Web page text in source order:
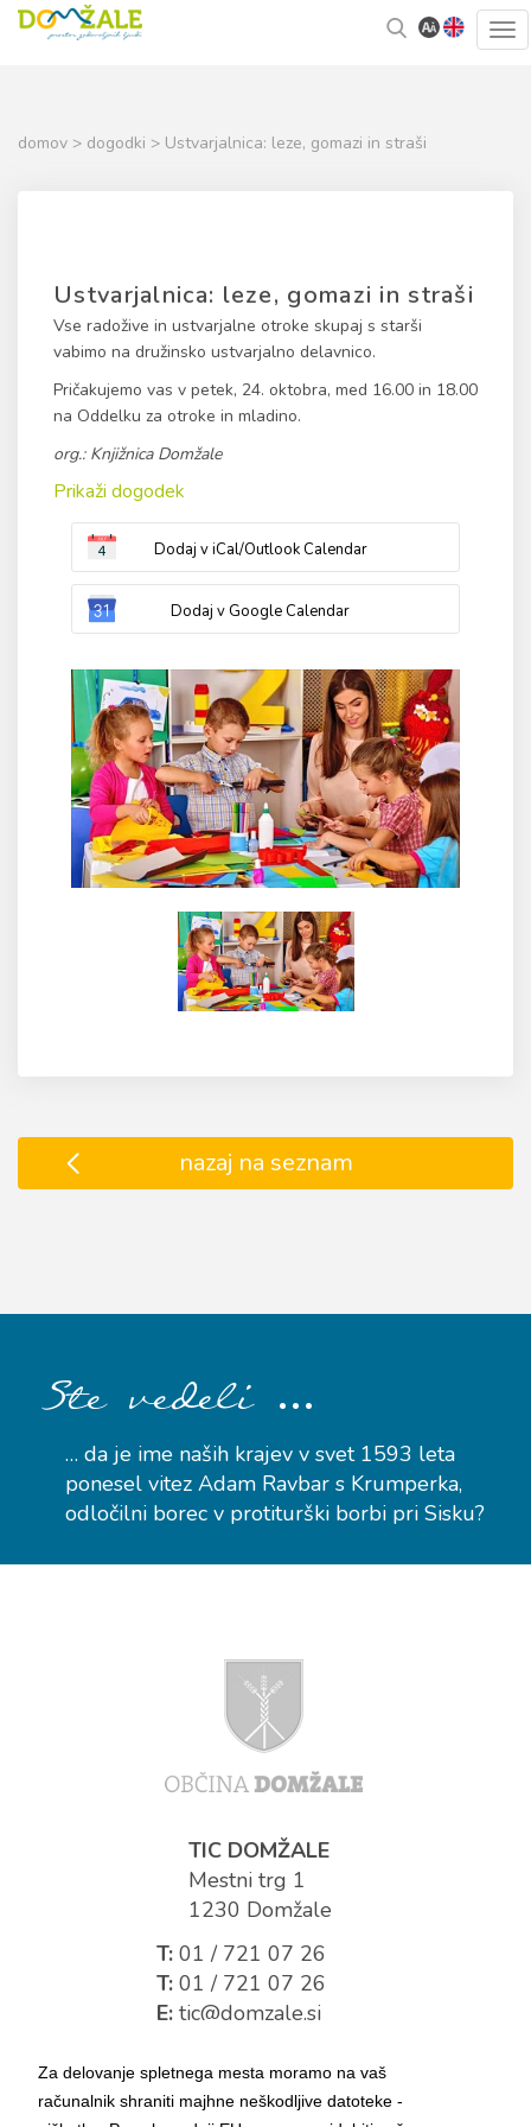
Za delovanje spletnega mesta moramo na vaš
računalnik shraniti majhne neškodljive datoteke -
Skoči
na
Kazalo
strani
domov > dogodki > Ustvarjalnica: leze, gomazi in straši
Ustvarjalnica: leze, gomazi in straši
Vse radožive in ustvarjalne otroke skupaj s starši
vabimo na družinsko ustvarjalno delavnico.
Pričakujemo vas v petek, 24. oktobra, med 16.00 in 18.00
na Oddelku za otroke in mladino.
org.: Knjižnica Domžale
Prikaži dogodek
Dodaj v iCal/Outlook Calendar
Dodaj v Google Calendar
nazaj na seznam
Ste vedeli …
… da je ime naših krajev v svet 1593 leta
ponesel vitez Adam Ravbar s Krumperka,
odločilni borec v protiturški borbi pri Sisku?
TIC DOMŽALE
Mestni trg 1
1230 Domžale
T:01 / 721 07 26
T:01 / 721 07 26
E:tic@domzale.si